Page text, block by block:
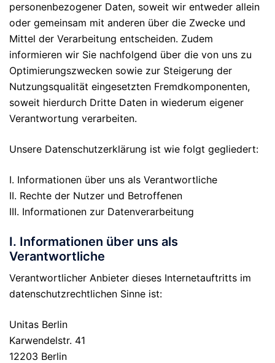
personenbezogener Daten, soweit wir entweder allein
oder gemeinsam mit anderen über die Zwecke und
Mittel der Verarbeitung entscheiden. Zudem
informieren wir Sie nachfolgend über die von uns zu
Optimierungszwecken sowie zur Steigerung der
Nutzungsqualität eingesetzten Fremdkomponenten,
soweit hierdurch Dritte Daten in wiederum eigener
Verantwortung verarbeiten.
Unsere Datenschutzerklärung ist wie folgt gegliedert:
I. Informationen über uns als Verantwortliche
II. Rechte der Nutzer und Betroffenen
III. Informationen zur Datenverarbeitung
I. Informationen über uns als
Verantwortliche
Verantwortlicher Anbieter dieses Internetauftritts im
datenschutzrechtlichen Sinne ist:
Unitas Berlin
Karwendelstr. 41
12203 Berlin